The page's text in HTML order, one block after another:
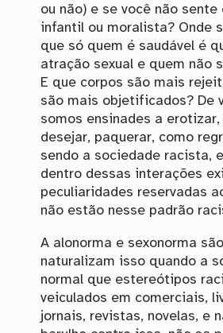
ou não) e se você não
infantil ou moralista? Onde
que só quem é saudável é
atração sexual e quem não
E que corpos são mais
são mais objetificados? De
somos ensinades a erotizar,
desejar, paquerar, como
sendo a sociedade racista,
dentro dessas interações
peculiaridades reservadas
não estão nesse padrão
A alonorma e sexonorma
naturalizam isso quando a
normal que estereótipos
veiculados em comerciais,
jornais, revistas, novelas, e